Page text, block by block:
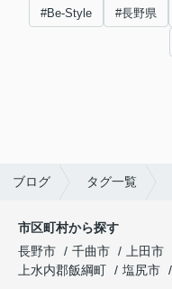
#Be-Style #長野県
ブログ タグ一覧
市区町村から探す
長野市
千曲市 上田市
上水内郡飯綱町
塩尻市